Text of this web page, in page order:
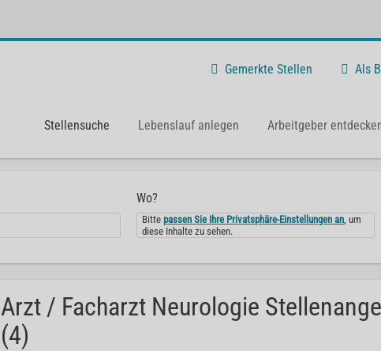
Gemerkte Stellen Als
Stellensuche Lebenslauf anlegen Arbeitgeber
Wo?
Bittepassen Sie Ihre Privatsphäre-Einstellungen an, um
diese Inhalte zu sehen.
Arzt / Facharzt Neurologie
(4)